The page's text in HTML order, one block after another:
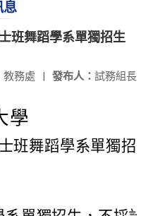
息
班舞蹈學系單獨招生
發布人： 試務組長
教務處 |
學
班舞蹈學系單獨招